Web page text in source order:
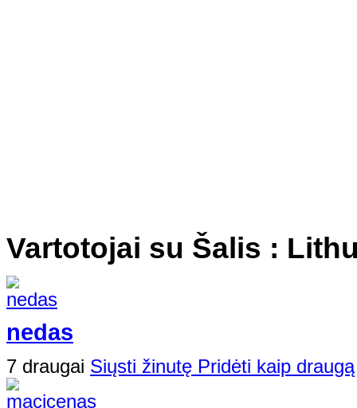
Vartotojai su Šalis :
nedas
7 draugai Siųsti žinutę Pridėti kaip draugą